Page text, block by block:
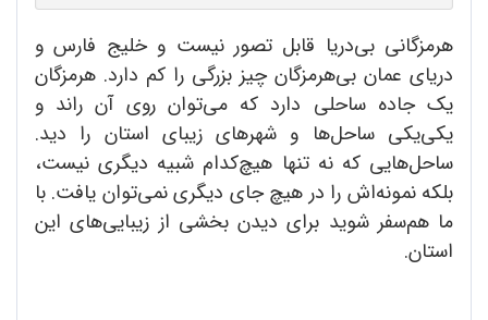
هرمزگانی بی‌دریا قابل تصور نیست و خلیج فارس و
دریای عمان بی‌هرمزگان چیز بزرگی را کم دارد. هرمزگان
یک جاده ساحلی دارد که می‌توان روی آن راند و
یکی‌یکی ساحل‌ها و شهرهای زیبای استان را دید.
ساحل‌هایی که نه تنها هیچ‌کدام شبیه دیگری نیست،
بلکه نمونه‌‌ا‌ش را در هیچ جای دیگری نمی‌توان یافت. با
ما هم‌سفر شوید برای دیدن بخشی از زیبایی‌های این
استان.